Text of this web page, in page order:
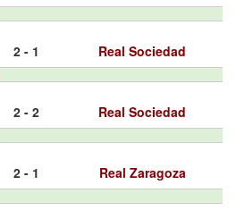
2 - 1 Real Sociedad
2 - 2 Real Sociedad
2 - 1 Real Zaragoza